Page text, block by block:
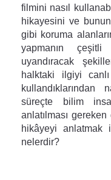
filmini nasıl
hikayesini ve
gibi koruma
yapmanın
uyandıracak
halktaki ilgiyi
kullandıklarından
süreçte bilim
anlatılması
hikâyeyi anlatmak
nelerdir?